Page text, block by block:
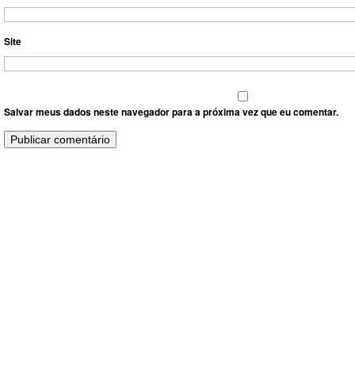
Site
Salvar meus dados neste navegador para a próxima vez que eu comentar.